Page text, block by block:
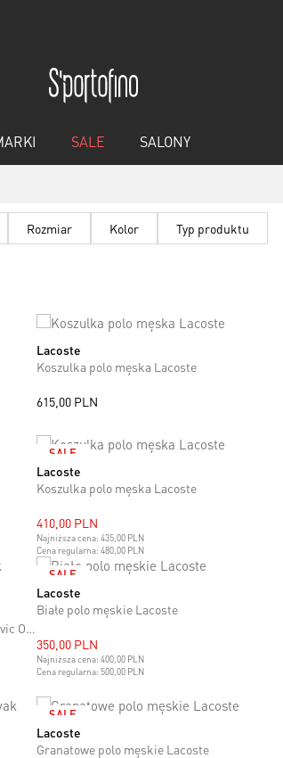
SALE SALONY
Rozmiar Kolor Typ produktu
M L
Lacoste
Koszulka polo męska Lacoste
615,00 PLN
SALE
M L
Lacoste
Koszulka polo męska Lacoste
410,00 PLN
Najniższa cena: 435,00 PLN
Cena regularna: 480,00 PLN
Białe polo męskie Lacoste Tennis x Novak Djokovic On Court
SALE
M L
Lacoste
Białe polo męskie Lacoste
350,00 PLN
Najniższa cena: 400,00 PLN
Cena regularna: 500,00 PLN
SALE
M XL
Lacoste
Granatowe polo męskie Lacoste